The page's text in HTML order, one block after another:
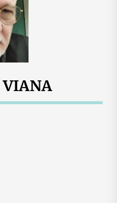
VIANA